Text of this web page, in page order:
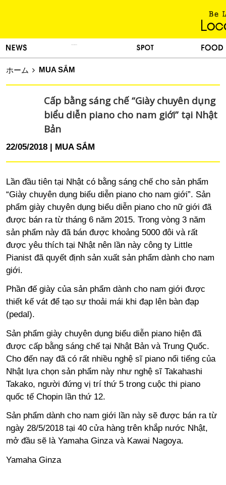
ホーム MUA SẮM
Cấp bằng sáng chế “Giày chuyên dụng
biểu diễn piano cho nam giới” tại Nhật
Bản
22/05/2018 MUA SẮM
Lần đầu tiên tại Nhật có bằng sáng chế cho sản phẩm
“Giày chuyên dụng biểu diễn piano cho nam giới”. Sản
phẩm giày chuyên dụng biểu diễn piano cho nữ giới đã
được bán ra từ tháng 6 năm 2015. Trong vòng 3 năm
sản phẩm này đã bán được khoảng 5000 đôi và rất
được yêu thích tại Nhật nên lần này công ty Little
Pianist đã quyết định sản xuất sản phẩm dành cho nam
giới.
Phần đế giày của sản phẩm dành cho nam giới được
thiết kế vát để tạo sự thoải mái khi đạp lên bàn đạp
(pedal).
Sản phẩm giày chuyên dụng biểu diễn piano hiện đã
được cấp bằng sáng chế tại Nhật Bản và Trung Quốc.
Cho đến nay đã có rất nhiều nghệ sĩ piano nổi tiếng của
Nhật lựa chọn sản phẩm này như nghệ sĩ Takahashi
Takako, người đứng vị trí thứ 5 trong cuộc thi piano
quốc tế Chopin lần thứ 12.
Sản phẩm dành cho nam giới lần này sẽ được bán ra từ
ngày 28/5/2018 tại 40 cửa hàng trên khắp nước Nhật,
mở đầu sẽ là Yamaha Ginza và Kawai Nagoya.
Yamaha Ginza